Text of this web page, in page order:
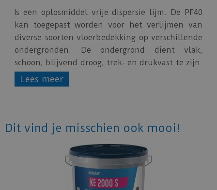
Is een oplosmiddel vrije dispersie lijm. De PF40
kan toegepast worden voor het verlijmen van
diverse soorten vloerbedekking op verschillende
ondergronden. De ondergrond dient vlak,
schoon, blijvend droog, trek- en drukvast te zijn.
Gesloten vloerbedekkingen zoals linoleum en
cushion vinyl, vereisen een vocht absorberende
Optimaal verwerkersvriendelijk
Snelle en hoge aanvangskleefkracht
Bureaurolstoelvast
Lees meer
Dit vind je misschien ook mooi!